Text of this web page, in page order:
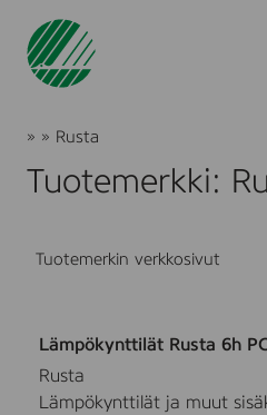
Joutsenmerkki
» » Rusta
Tuotemerkki:
Tuotemerkin verkkosivut
Lämpökynttilät Rusta 6h
Rusta
Lämpökynttilät ja muut